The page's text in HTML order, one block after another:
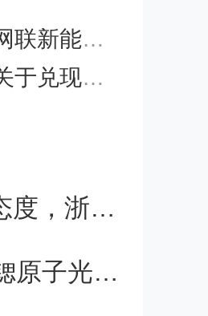
措施》解读材料
的通知（第一条、第六条）
女生被同学抽板凳致骨折不满学校态度，浙江农大：已积极协调
我国成功研制72亿年仅误差一秒的锶原子光晶格钟